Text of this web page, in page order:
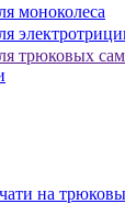
моноколеса
трюковых
на